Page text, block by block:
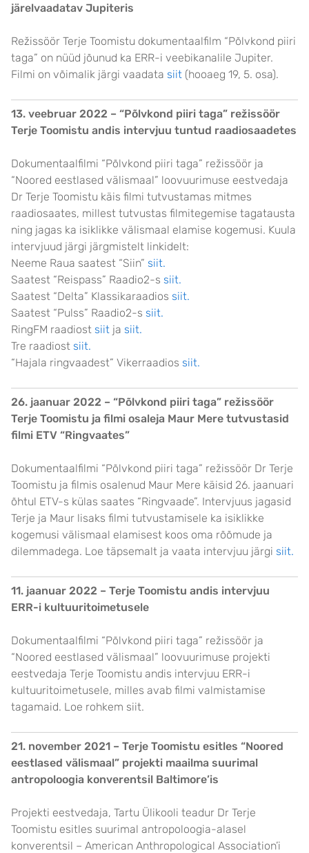
järelvaadatav Jupiteris
Režissöör Terje Toomistu dokumentaalfilm “Põlvkond piiri
taga” on nüüd jõunud ka ERR-i veebikanalile Jupiter.
Filmi on võimalik järgi vaadata siit (hooaeg 19, 5. osa).
13. veebruar 2022 – “Põlvkond piiri taga” režissöör
Terje Toomistu andis intervjuu tuntud raadiosaadetes
Dokumentaalfilmi “Põlvkond piiri taga” režissöör ja
“Noored eestlased välismaal” loovuurimuse eestvedaja
Dr Terje Toomistu käis filmi tutvustamas mitmes
raadiosaates, millest tutvustas filmitegemise tagatausta
ning jagas ka isiklikke välismaal elamise kogemusi. Kuula
intervjuud järgi järgmistelt linkidelt:
Neeme Raua saatest “Siin” siit.
Saatest “Reispass” Raadio2-s siit.
Saatest “Delta” Klassikaraadios siit.
Saatest “Pulss” Raadio2-s siit.
RingFM raadiost siit ja siit.
Tre raadiost siit.
“Hajala ringvaadest” Vikerraadios siit.
26. jaanuar 2022 – “Põlvkond piiri taga” režissöör
Terje Toomistu ja filmi osaleja Maur Mere tutvustasid
filmi ETV “Ringvaates”
Dokumentaalfilmi “Põlvkond piiri taga” režissöör Dr Terje
Toomistu ja filmis osalenud Maur Mere käisid 26. jaanuari
õhtul ETV-s külas saates “Ringvaade”. Intervjuus jagasid
Terje ja Maur lisaks filmi tutvustamisele ka isiklikke
kogemusi välismaal elamisest koos oma rõõmude ja
dilemmadega. Loe täpsemalt ja vaata intervjuu järgi siit.
11. jaanuar 2022 – Terje Toomistu andis intervjuu
ERR-i kultuuritoimetusele
Dokumentaalfilmi “Põlvkond piiri taga” režissöör ja
“Noored eestlased välismaal” loovuurimuse projekti
eestvedaja Terje Toomistu andis intervjuu ERR-i
kultuuritoimetusele, milles avab filmi valmistamise
tagamaid. Loe rohkem siit.
21. november 2021 – Terje Toomistu esitles “Noored
eestlased välismaal” projekti maailma suurimal
antropoloogia konverentsil Baltimore’is
Projekti eestvedaja, Tartu Ülikooli teadur Dr Terje
Toomistu esitles suurimal antropoloogia-alasel
konverentsil – American Anthropological Association’i